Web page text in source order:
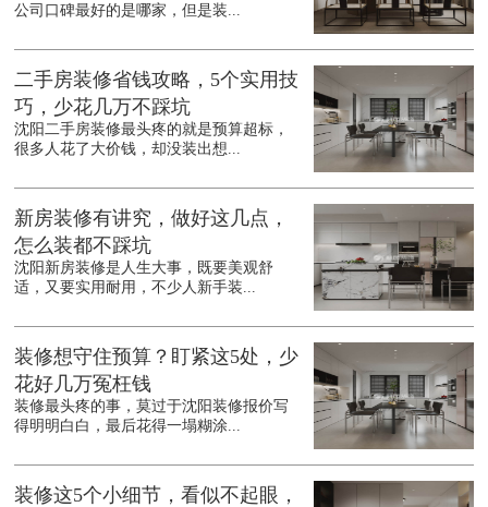
公司口碑最好的是哪家，但是装...
二手房装修省钱攻略，5个实用技
巧，少花几万不踩坑
沈阳二手房装修最头疼的就是预算超标，
很多人花了大价钱，却没装出想...
新房装修有讲究，做好这几点，
怎么装都不踩坑
沈阳新房装修是人生大事，既要美观舒
适，又要实用耐用，不少人新手装...
装修想守住预算？盯紧这5处，少
花好几万冤枉钱
装修最头疼的事，莫过于沈阳装修报价写
得明明白白，最后花得一塌糊涂...
装修这5个小细节，看似不起眼，